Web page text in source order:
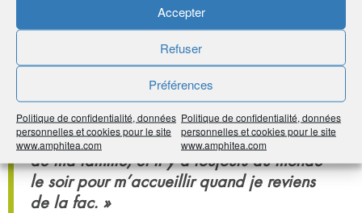
Accepter
Refuser
Préférences
Politique de confidentialité, données
personnelles et cookies pour le site
www.amphitea.com
Politique de confidentialité, données
personnelles et cookies pour le site
www.amphitea.com
« J’ai déjà vécu seule dans un appartement
sur la métropole lilloise mais j’étais trop
loin de chez mes parents. Ici, j’ai mon
appartement tout neuf à moindres frais,
près de la gare pour prendre le train, près
de ma famille, et il y a toujours du monde
le soir pour m’accueillir quand je reviens
de la fac. »